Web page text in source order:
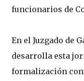
funcionarios de
En el Juzgado de
desarrolla esta
formalización